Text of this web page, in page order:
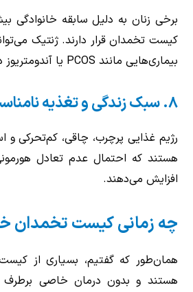
برخی زنان به دلیل سابقه خانوادگی
کیست تخمدان قرار دارند. ژنتیک
بیماری‌هایی مانند PCOS یا آندومتریوز داشته باشد.
۸. سبک زندگی و تغذیه نامناسب
رژیم غذایی پرچرب، چاقی، کم‌تحرکی و
هستند که احتمال عدم تعادل
افزایش می‌دهند.
چه زمانی کیست تخمدان
همان‌طور که گفتیم، بسیاری از
هستند و بدون درمان خاصی